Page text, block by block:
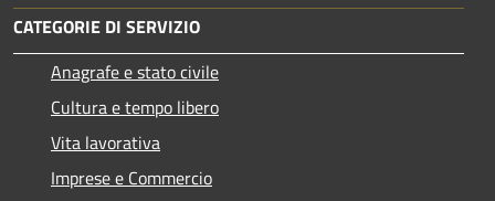
CATEGORIE DI SERVIZIO
Anagrafe e stato civile
Cultura e tempo libero
Vita lavorativa
Imprese e Commercio